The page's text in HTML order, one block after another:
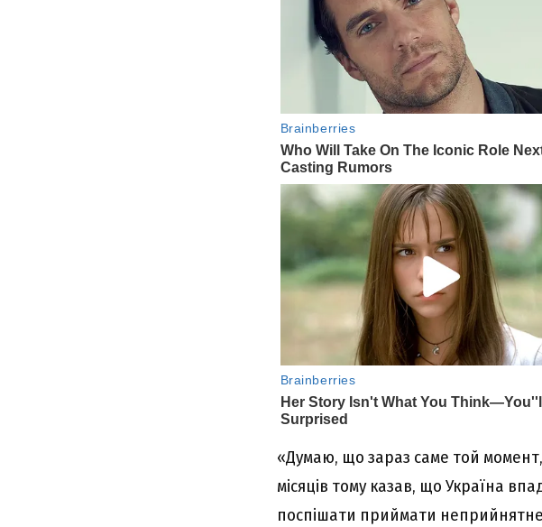
«Думаю, що зараз саме той момент,
місяців тому казав, що Україна
поспішати приймати